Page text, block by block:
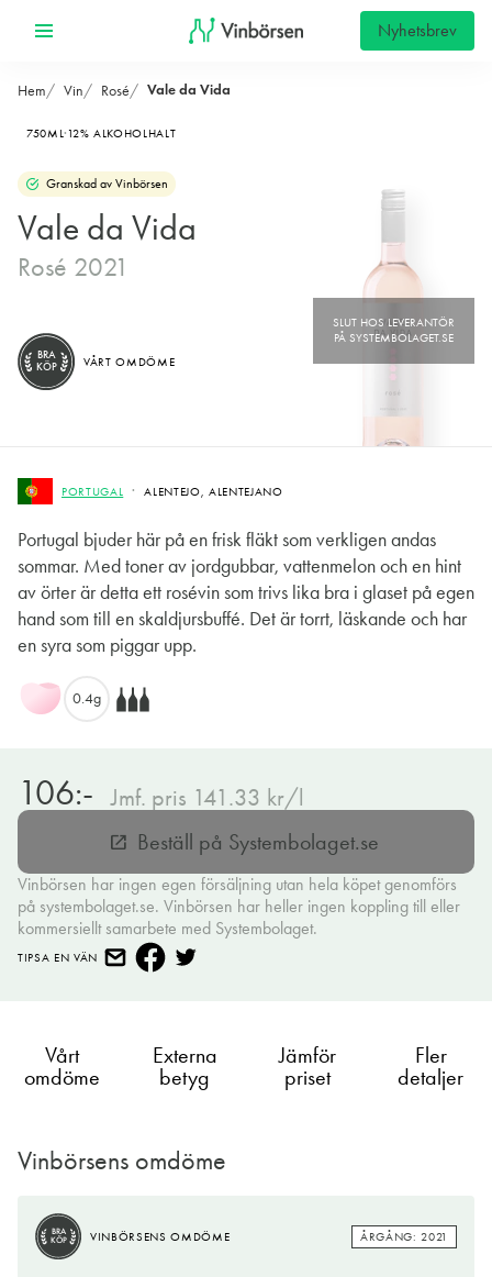
Nyhetsbrev
Hem Vin Rosé Vale da Vida
750ML 12% ALKOHOLHALT
Granskad av Vinbörsen
Vale da Vida
Rosé 2021
PORTUGAL ALENTEJO, ALENTEJANO
Portugal bjuder här på en frisk fläkt som verkligen andas
sommar. Med toner av jordgubbar, vattenmelon och en hint
av örter är detta ett rosévin som trivs lika bra i glaset på egen
hand som till en skaldjursbuffé. Det är torrt, läskande och har
en syra som piggar upp.
BRA
KÖP
VÅRT OMDÖME
0.4g
106:- Jmf. pris 141.33 kr/l
open_in_new Beställ på Systembolaget.se
Vinbörsen har ingen egen försäljning utan hela köpet genomförs
på systembolaget.se. Vinbörsen har heller ingen koppling till eller
kommersiellt samarbete med Systembolaget.
TIPSA EN VÄN
Vårt
omdöme
Externa
betyg
Jämför
priset
Fler
detaljer
Vinbörsens omdöme
BRA
KÖP
VINBÖRSENS OMDÖME ÅRGÅNG: 2021
BRA
KÖP
VINBÖRSENS OMDÖME